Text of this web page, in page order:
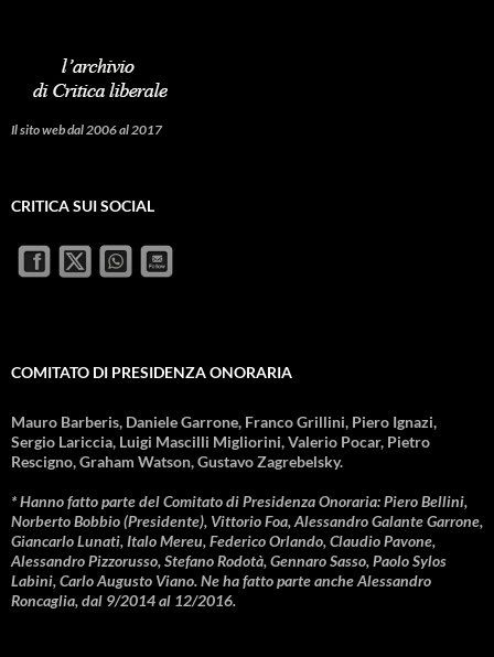
Il sito web dal 2006 al 2017
CRITICA SUI SOCIAL
COMITATO DI PRESIDENZA ONORARIA
Mauro Barberis, Daniele Garrone, Franco Grillini, Piero Ignazi,
Sergio Lariccia, Luigi Mascilli Migliorini, Valerio Pocar, Pietro
Rescigno, Graham Watson, Gustavo Zagrebelsky.
* Hanno fatto parte del Comitato di Presidenza Onoraria: Piero Bellini,
Norberto Bobbio (Presidente), Vittorio Foa, Alessandro Galante Garrone,
Giancarlo Lunati, Italo Mereu, Federico Orlando, Claudio Pavone,
Alessandro Pizzorusso, Stefano Rodotà, Gennaro Sasso, Paolo Sylos
Labini, Carlo Augusto Viano. Ne ha fatto parte anche Alessandro
Roncaglia, dal 9/2014 al 12/2016.